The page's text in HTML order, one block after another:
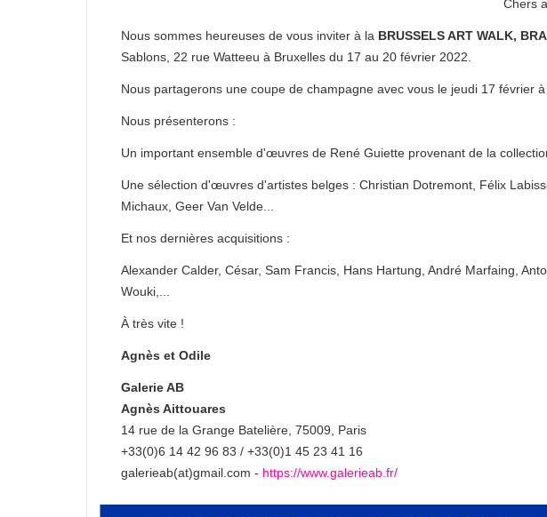
Chers
Nous sommes heureuses de vous inviter à la BRUSSELS ART WALK,
Sablons, 22 rue Watteeu à Bruxelles du 17 au 20 février 2022.
Nous partagerons une coupe de champagne avec vous le jeudi 17 février
Nous présenterons :
Un important ensemble d'œuvres de René Guiette provenant de la
Une sélection d'œuvres d'artistes belges : Christian Dotremont, Félix
Michaux, Geer Van Velde...
Et nos dernières acquisitions :
Alexander Calder, César, Sam Francis, Hans Hartung, André Marfaing,
Wouki,...
À très vite !
Agnès et Odile
Galerie AB
Agnès Aittouares
14 rue de la Grange Batelière, 75009, Paris
+33(0)6 14 42 96 83 / +33(0)1 45 23 41 16
galerieab(at)gmail.com - https://www.galerieab.fr/